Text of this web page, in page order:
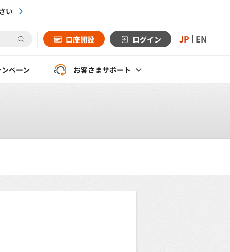
い
口座開設 ログイン JP EN
ペーン お客さまサポート